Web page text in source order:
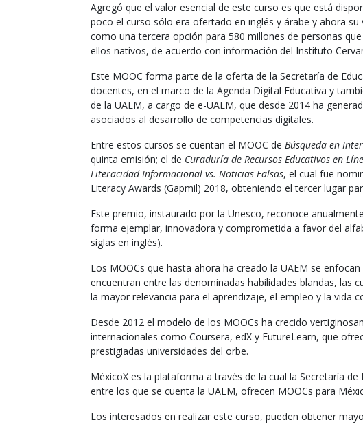
Agregó que el valor esencial de este curso es que está
poco el curso sólo era ofertado en inglés y árabe y ahora
como una tercera opción para 580 millones de personas
ellos nativos, de acuerdo con información del Instituto
Este MOOC forma parte de la oferta de la Secretaría de
docentes, en el marco de la Agenda Digital Educativa y
de la UAEM, a cargo de e-UAEM, que desde 2014 ha
asociados al desarrollo de competencias digitales.
Entre estos cursos se cuentan el MOOC de Búsqueda en
quinta emisión; el de Curaduría de Recursos Educativos en
Literacidad Informacional vs. Noticias Falsas, el cual fue
Literacy Awards (Gapmil) 2018, obteniendo el tercer lugar
Este premio, instaurado por la Unesco, reconoce
forma ejemplar, innovadora y comprometida a favor del
siglas en inglés).
Los MOOCs que hasta ahora ha creado la UAEM se
encuentran entre las denominadas habilidades blandas, las
la mayor relevancia para el aprendizaje, el empleo y la vida
Desde 2012 el modelo de los MOOCs ha crecido
internacionales como Coursera, edX y FutureLearn, que
prestigiadas universidades del orbe.
MéxicoX es la plataforma a través de la cual la Secretaría
entre los que se cuenta la UAEM, ofrecen MOOCs para
Los interesados en realizar este curso, pueden obtener